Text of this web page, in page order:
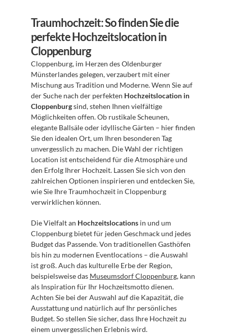
Traumhochzeit: So finden Sie die
perfekte Hochzeitslocation in
Cloppenburg
Cloppenburg, im Herzen des Oldenburger
Münsterlandes gelegen, verzaubert mit einer
Mischung aus Tradition und Moderne. Wenn Sie auf
der Suche nach der perfekten Hochzeitslocation in
Cloppenburg sind, stehen Ihnen vielfältige
Möglichkeiten offen. Ob rustikale Scheunen,
elegante Ballsäle oder idyllische Gärten – hier finden
Sie den idealen Ort, um Ihren besonderen Tag
unvergesslich zu machen. Die Wahl der richtigen
Location ist entscheidend für die Atmosphäre und
den Erfolg Ihrer Hochzeit. Lassen Sie sich von den
zahlreichen Optionen inspirieren und entdecken Sie,
wie Sie Ihre Traumhochzeit in Cloppenburg
verwirklichen können.
Die Vielfalt an Hochzeitslocations in und um
Cloppenburg bietet für jeden Geschmack und jedes
Budget das Passende. Von traditionellen Gasthöfen
bis hin zu modernen Eventlocations – die Auswahl
ist groß. Auch das kulturelle Erbe der Region,
beispielsweise das Museumsdorf Cloppenburg, kann
als Inspiration für Ihr Hochzeitsmotto dienen.
Achten Sie bei der Auswahl auf die Kapazität, die
Ausstattung und natürlich auf Ihr persönliches
Budget. So stellen Sie sicher, dass Ihre Hochzeit zu
einem unvergesslichen Erlebnis wird.